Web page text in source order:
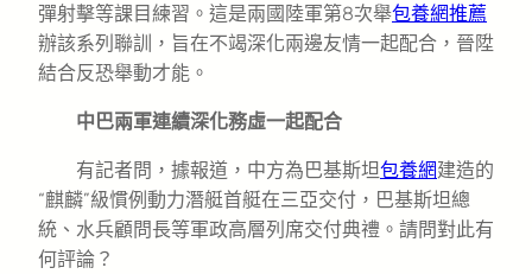
彈射擊等課目練習。這是兩國陸軍第8次舉包養網推薦
辦該系列聯訓，旨在不竭深化兩邊友情一起配合，晉陞
結合反恐舉動才能。
中巴兩軍連續深化務虛一起配合
有記者問，據報道，中方為巴基斯坦包養網建造的
“麒麟”級慣例動力潛艇首艇在三亞交付，巴基斯坦總
統、水兵顧問長等軍政高層列席交付典禮。請問對此有
何評論？